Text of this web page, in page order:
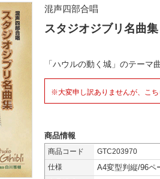
混声四部合唱
スタジオジブリ名曲集
「ハウルの動く城」のテー
※大変申し訳ありませんが、こち
商品情報
商品コード
GTC203970
仕様
A4変型判縦/96ペ